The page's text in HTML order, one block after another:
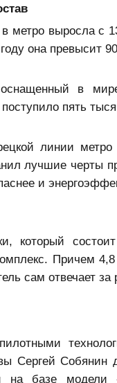
выросла с
она превысит
в
пять
линии
лучшие черты
и
который
Причем
сам отвечает
Собянин
базе модели